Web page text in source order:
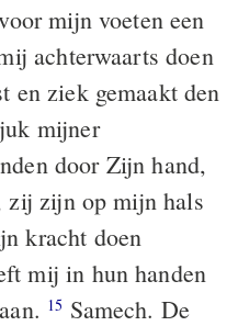
mijn voeten een
achterwaarts doen
en ziek gemaakt den
mijner
door Zijn hand,
zij zijn op mijn hals
kracht doen
mij in hun handen
15 Samech. De